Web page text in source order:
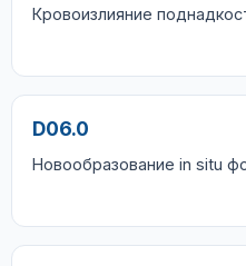
Кровоизлияние
D06.0
Новообразование in situ